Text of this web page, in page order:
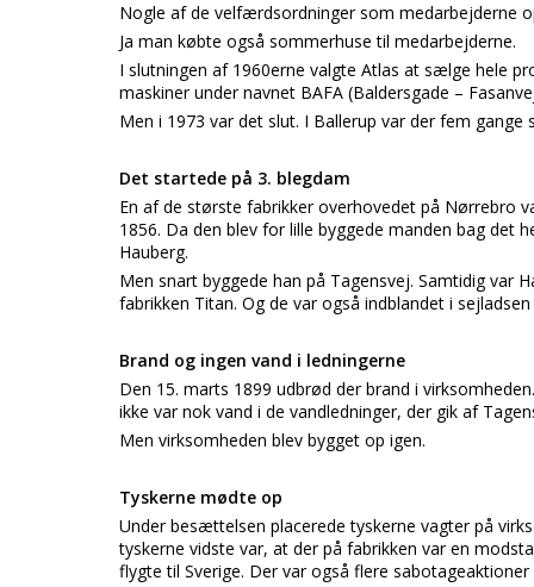
Nogle af de velfærdsordninger som medarbejderne
Ja man købte også sommerhuse til medarbejderne.
I slutningen af 1960erne valgte Atlas at sælge hele
maskiner under navnet BAFA (Baldersgade –
Men i 1973 var det slut. I Ballerup var der fem
Det startede på 3. blegdam
En af de største fabrikker overhovedet på Nørrebro
1856. Da den blev for lille byggede manden bag det
Hauberg.
Men snart byggede han på Tagensvej. Samtidig var
fabrikken Titan. Og de var også indblandet i
Brand og ingen vand i ledningerne
Den 15. marts 1899 udbrød der brand i
ikke var nok vand i de vandledninger, der gik af
Men virksomheden blev bygget op igen.
Tyskerne mødte op
Under besættelsen placerede tyskerne vagter på
tyskerne vidste var, at der på fabrikken var en
flygte til Sverige. Der var også flere